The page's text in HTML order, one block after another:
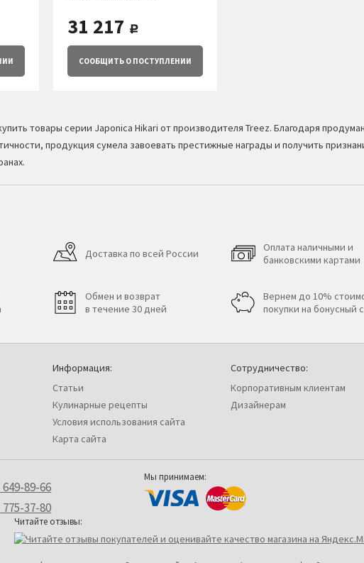
31 217 руб.
СООБЩИТЬО ПОСТУПЛЕНИИ
товары серии Japonica Hikari от производителя Treez. Благодаря
продукция сумела завоевать престижные награды и получить
Доставка по всей России
Обмен и возврат
в течение 30 дней
Оплата наличными и
банковскими картами
Вернем до 10%
покупки на бонусный
Информация:
Статьи
Кулинарные рецепты
Условия использования сайта
Карта сайта
Сотрудничество:
Корпоративным клиентам
Дизайнерам
649-89-66
775-37-80
Мы принимаем:
Читайте отзывы: